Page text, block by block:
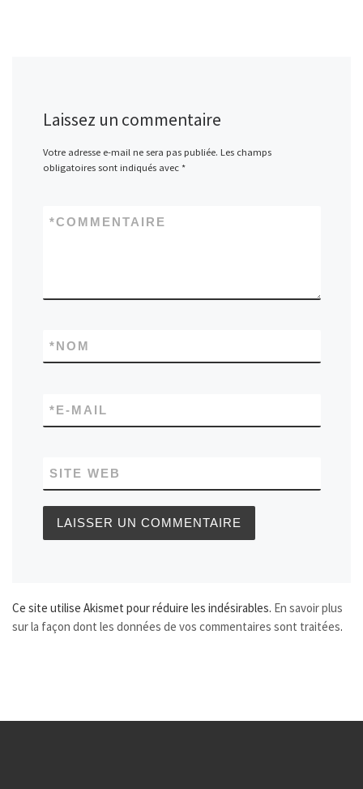
Laissez un commentaire
Votre adresse e-mail ne sera pas publiée. Les champs
obligatoires sont indiqués avec *
COMMENTAIRE
*
NOM
*
E-MAIL
*
SITE WEB
Ce site utilise Akismet pour réduire les indésirables. En savoir plus
sur la façon dont les données de vos commentaires sont traitées.